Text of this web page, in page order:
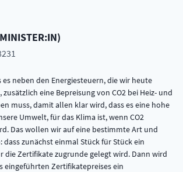
MINISTER:IN)
es neben den Energiesteuern, die wir heute
eine Bepreisung von CO2 bei Heiz- und
muss, damit allen klar wird, dass es eine hohe
Umwelt, für das Klima ist, wenn CO2
Das wollen wir auf eine bestimmte Art und
dass zunächst einmal Stück für Stück ein
die Zertifikate zugrunde gelegt wird. Dann wird
eingeführten Zertifikatepreises ein